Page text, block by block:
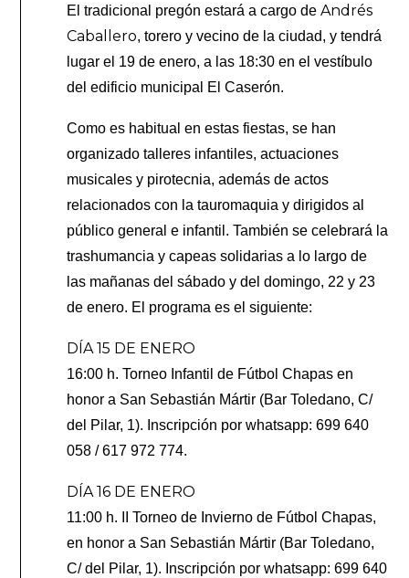
El tradicional pregón estará a cargo deAndrés
Caballero, torero y vecino de la ciudad, y tendrá
lugar el 19 de enero, a las 18:30 en el vestíbulo
del edificio municipal El Caserón.
Como es habitual en estas fiestas, se han
organizado talleres infantiles, actuaciones
musicales y pirotecnia, además de actos
relacionados con la tauromaquia y dirigidos al
público general e infantil. También se celebrará la
trashumancia y capeas solidarias a lo largo de
las mañanas del sábado y del domingo, 22 y 23
de enero. El programa es el siguiente:
DÍA 15 DE ENERO
16:00 h. Torneo Infantil de Fútbol Chapas en
honor a San Sebastián Mártir (Bar Toledano, C/
del Pilar, 1). Inscripción por whatsapp: 699 640
058 / 617 972 774.
DÍA 16 DE ENERO
11:00 h. II Torneo de Invierno de Fútbol Chapas,
en honor a San Sebastián Mártir (Bar Toledano,
C/ del Pilar, 1). Inscripción por whatsapp: 699 640